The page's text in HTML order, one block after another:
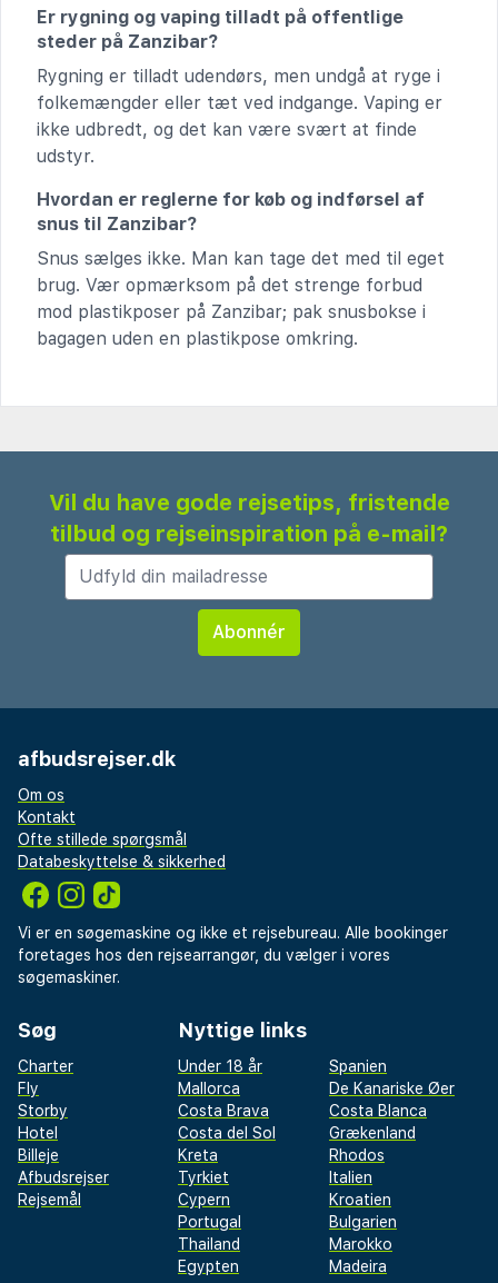
Er rygning og vaping tilladt på offentlige
steder på Zanzibar?
Rygning er tilladt udendørs, men undgå at ryge i
folkemængder eller tæt ved indgange. Vaping er
ikke udbredt, og det kan være svært at finde
udstyr.
Hvordan er reglerne for køb og indførsel af
snus til Zanzibar?
Snus sælges ikke. Man kan tage det med til eget
brug. Vær opmærksom på det strenge forbud
mod plastikposer på Zanzibar; pak snusbokse i
bagagen uden en plastikpose omkring.
Vil du have gode rejsetips, fristende
tilbud og rejseinspiration på e-mail?
afbudsrejser.dk
Om os
Kontakt
Ofte stillede spørgsmål
Databeskyttelse & sikkerhed
Vi er en søgemaskine og ikke et rejsebureau. Alle bookinger
foretages hos den rejsearrangør, du vælger i vores
søgemaskiner.
Søg
Charter
Fly
Storby
Hotel
Billeje
Afbudsrejser
Rejsemål
Nyttige links
Under 18 år
Spanien
Mallorca
De Kanariske Øer
Costa Brava
Costa Blanca
Costa del Sol
Grækenland
Kreta
Rhodos
Tyrkiet
Italien
Cypern
Kroatien
Portugal
Bulgarien
Thailand
Marokko
Egypten
Madeira